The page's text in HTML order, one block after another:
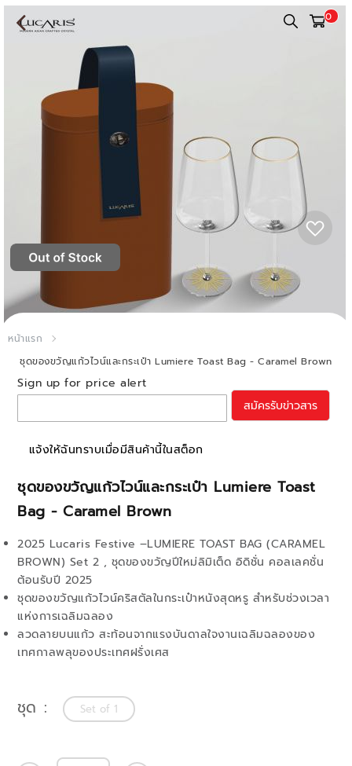
0
หน้าแรก
ชุดของขวัญแก้วไวน์และกระเป๋า Lumiere Toast Bag - Caramel Brown
ชุดของขวัญแก้วไวน์และกระเป๋า Lumiere Toast
Bag - Caramel Brown
2025 Lucaris Festive –LUMIERE TOAST BAG (CARAMEL
BROWN) Set 2 , ชุดของขวัญปีใหม่ลิมิเต็ด อิดิชั่น คอลเลคชั่น
ต้อนรับปี 2025
ชุดของขวัญแก้วไวน์คริสตัลในกระเป๋าหนังสุดหรู สำหรับช่วงเวลา
แห่งการเฉลิมฉลอง
ลวดลายบนแก้ว สะท้อนจากแรงบันดาลใจงานเฉลิมฉลองของ
เทศกาลพลุของประเทศฝรั่งเศส
Sign up for price alert
สมัครรับข่าวสาร
แจ้งให้ฉันทราบเมื่อมีสินค้านี้ในสต็อก
ชุด Set of 1